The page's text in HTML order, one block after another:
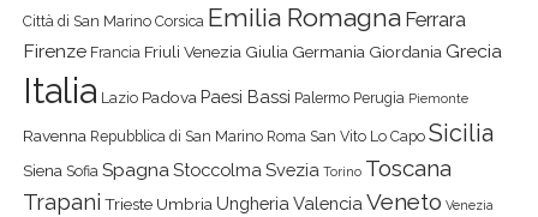
Città di San Marino Corsica Emilia Romagna Ferrara
Firenze Francia Friuli Venezia Giulia Germania Giordania Grecia
Italia Lazio Padova Paesi Bassi Palermo Perugia Piemonte
Ravenna Repubblica di San Marino Roma San Vito Lo Capo Sicilia
Siena Sofia SpagnaStoccolma Svezia Torino Toscana
Trapani Trieste Umbria Ungheria Valencia Veneto Venezia